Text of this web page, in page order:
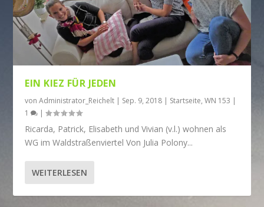
EIN KIEZ FÜR JEDEN
vonAdministrator_Reichelt | Sep. 9, 2018 | Startseite,WN 153 |
1
|
Ricarda, Patrick, Elisabeth und Vivian (v.l.) wohnen als
WG im Waldstraßenviertel Von Julia Polony...
WEITERLESEN